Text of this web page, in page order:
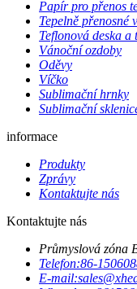
Papír pro přenos
Tepelně přenosné
Teflonová deska a
Vánoční ozdoby
Oděvy
Víčko
Sublimační hrnky
Sublimační
informace
Produkty
Zprávy
Kontaktujte nás
Kontaktujte nás
Průmyslová zóna
Telefon:86-
E-mail: